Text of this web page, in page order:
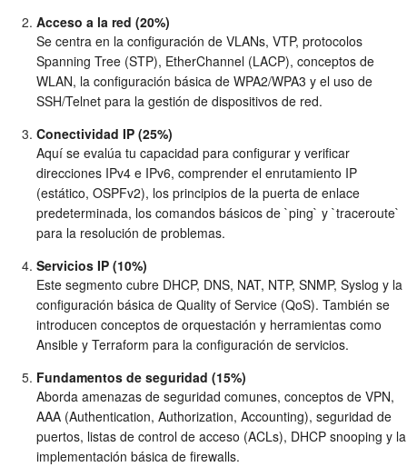
Acceso a la red (20%)
Se centra en la configuración de VLANs, VTP, protocolos
Spanning Tree (STP), EtherChannel (LACP), conceptos de
WLAN, la configuración básica de WPA2/WPA3 y el uso de
SSH/Telnet para la gestión de dispositivos de red.
Conectividad IP (25%)
Aquí se evalúa tu capacidad para configurar y verificar
direcciones IPv4 e IPv6, comprender el enrutamiento IP
(estático, OSPFv2), los principios de la puerta de enlace
predeterminada, los comandos básicos de `ping` y `traceroute`
para la resolución de problemas.
Servicios IP (10%)
Este segmento cubre DHCP, DNS, NAT, NTP, SNMP, Syslog y la
configuración básica de Quality of Service (QoS). También se
introducen conceptos de orquestación y herramientas como
Ansible y Terraform para la configuración de servicios.
Fundamentos de seguridad (15%)
Aborda amenazas de seguridad comunes, conceptos de VPN,
AAA (Authentication, Authorization, Accounting), seguridad de
puertos, listas de control de acceso (ACLs), DHCP snooping y la
implementación básica de firewalls.